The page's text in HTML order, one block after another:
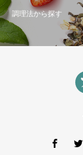
調理法から探す